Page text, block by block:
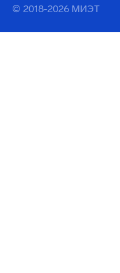
© 2018-2026 МИЭТ